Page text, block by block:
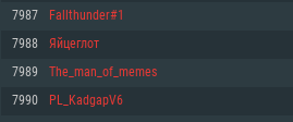
최소사양
운영체제: Windows 10 (64 bit)
프로세서: 2.2 GHz 듀얼코어 이상
메모리: 4GB
최소사양
운영체제: Mac OS Big Sur 11.0
프로세서: 최소 2.2 GHz의 Core i5 (Intel Xeon
메모리: 6 GB
최소사양
운영체제: 64bit Linux 중 최신 버전
프로세서: 2.4 GHz 듀얼코어
메모리: 4 GB
7987 Fallthunder#1
7988 Яйцеглот
7989 The_man_of_memes
7990 PL_KadgapV6